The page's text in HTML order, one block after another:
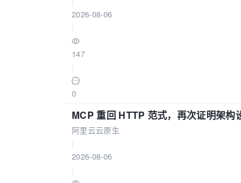
2026-08-06
147
0
MCP 重回 HTTP 范式，再次证明架构
阿里云云原生
2026-08-06